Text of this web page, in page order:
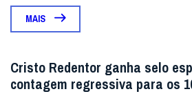
MAIS
Cristo Redentor ganha selo
contagem regressiva para os